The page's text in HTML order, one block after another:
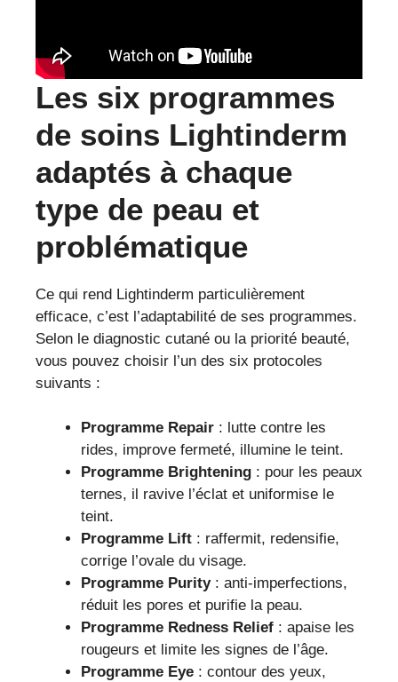
Les six programmes
de soins Lightinderm
adaptés à chaque
type de peau et
problématique
Ce qui rend Lightinderm particulièrement
efficace, c’est l’adaptabilité de ses programmes.
Selon le diagnostic cutané ou la priorité beauté,
vous pouvez choisir l’un des six protocoles
suivants :
Programme Repair : lutte contre les
rides, improve fermeté, illumine le teint.
Programme Brightening : pour les peaux
ternes, il ravive l’éclat et uniformise le
teint.
Programme Lift : raffermit, redensifie,
corrige l’ovale du visage.
Programme Purity: anti-imperfections,
réduit les pores et purifie la peau.
Programme Redness Relief : apaise les
rougeurs et limite les signes de l’âge.
Programme Eye : contour des yeux,